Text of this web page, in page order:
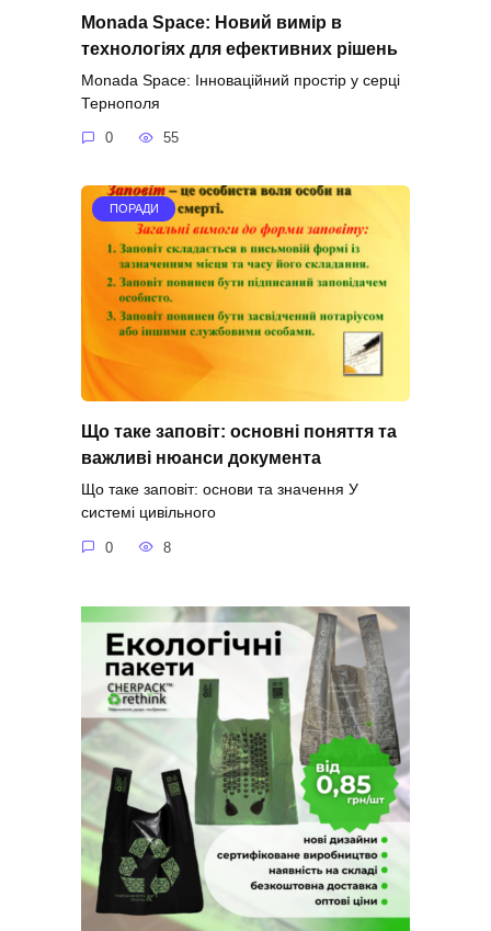
Monada Space: Новий вимір в
технологіях для ефективних рішень
Monada Space: Інноваційний простір у серці
Тернополя
0 55
ПОРАДИ
Що таке заповіт: основні поняття та
важливі нюанси документа
Що таке заповіт: основи та значення У
системі цивільного
0 8